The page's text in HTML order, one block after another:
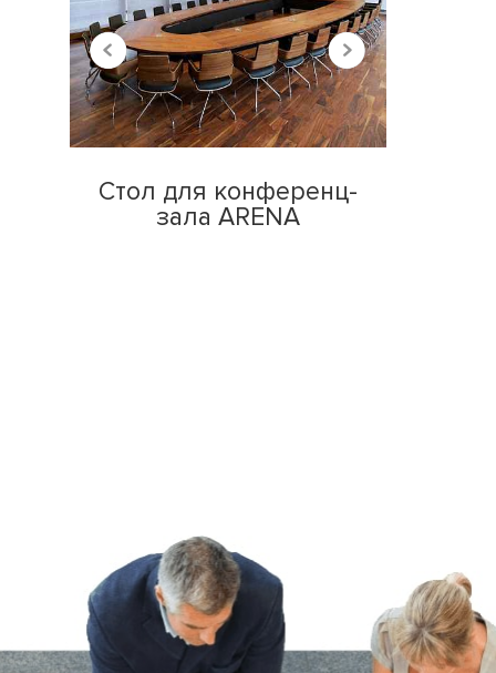
Стол для конференц-
зала ARENA